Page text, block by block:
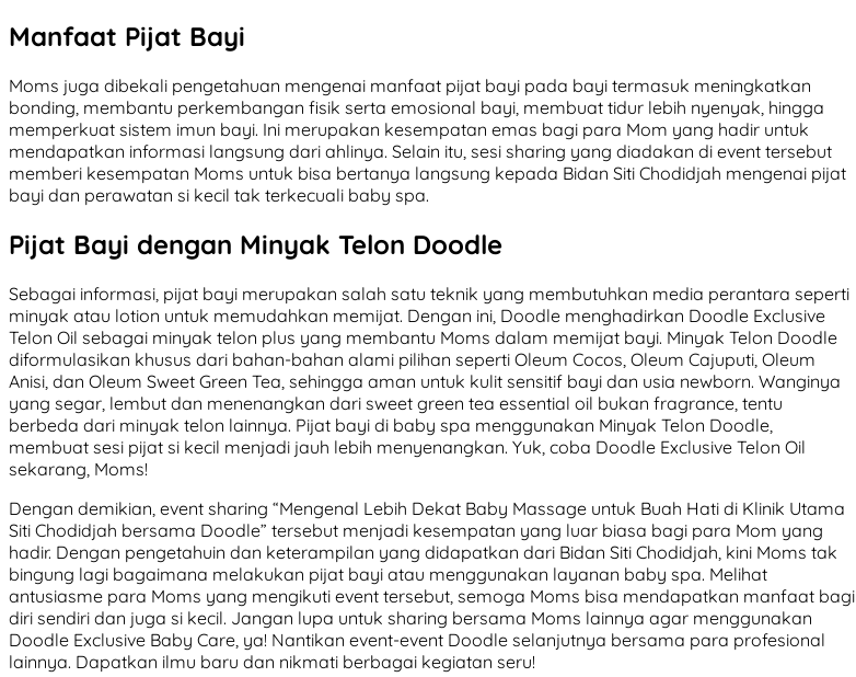
Manfaat Pijat Bayi
Moms juga dibekali pengetahuan mengenai manfaat pijat bayi pada bayi termasuk meningkatkan
bonding, membantu perkembangan fisik serta emosional bayi, membuat tidur lebih nyenyak, hingga
memperkuat sistem imun bayi. Ini merupakan kesempatan emas bagi para Mom yang hadir untuk
mendapatkan informasi langsung dari ahlinya. Selain itu, sesi sharing yang diadakan di event tersebut
memberi kesempatan Moms untuk bisa bertanya langsung kepada Bidan Siti Chodidjah mengenai pijat
bayi dan perawatan si kecil tak terkecuali baby spa.
Pijat Bayi dengan Minyak Telon Doodle
Sebagai informasi, pijat bayi merupakan salah satu teknik yang membutuhkan media perantara seperti
minyak atau lotion untuk memudahkan memijat. Dengan ini, Doodle menghadirkan Doodle Exclusive
Telon Oil sebagai minyak telon plus yang membantu Moms dalam memijat bayi. Minyak Telon Doodle
diformulasikan khusus dari bahan-bahan alami pilihan seperti Oleum Cocos, Oleum Cajuputi, Oleum
Anisi, dan Oleum Sweet Green Tea, sehingga aman untuk kulit sensitif bayi dan usia newborn. Wanginya
yang segar, lembut dan menenangkan dari sweet green tea essential oil bukan fragrance, tentu
berbeda dari minyak telon lainnya. Pijat bayi di baby spa menggunakan Minyak Telon Doodle,
membuat sesi pijat si kecil menjadi jauh lebih menyenangkan. Yuk, coba Doodle Exclusive Telon Oil
sekarang, Moms!
Dengan demikian, event sharing “Mengenal Lebih Dekat Baby Massage untuk Buah Hati di Klinik Utama
Siti Chodidjah bersama Doodle” tersebut menjadi kesempatan yang luar biasa bagi para Mom yang
hadir. Dengan pengetahuin dan keterampilan yang didapatkan dari Bidan Siti Chodidjah, kini Moms tak
bingung lagi bagaimana melakukan pijat bayi atau menggunakan layanan baby spa. Melihat
antusiasme para Moms yang mengikuti event tersebut, semoga Moms bisa mendapatkan manfaat bagi
diri sendiri dan juga si kecil. Jangan lupa untuk sharing bersama Moms lainnya agar menggunakan
Doodle Exclusive Baby Care, ya! Nantikan event-event Doodle selanjutnya bersama para profesional
lainnya. Dapatkan ilmu baru dan nikmati berbagai kegiatan seru!